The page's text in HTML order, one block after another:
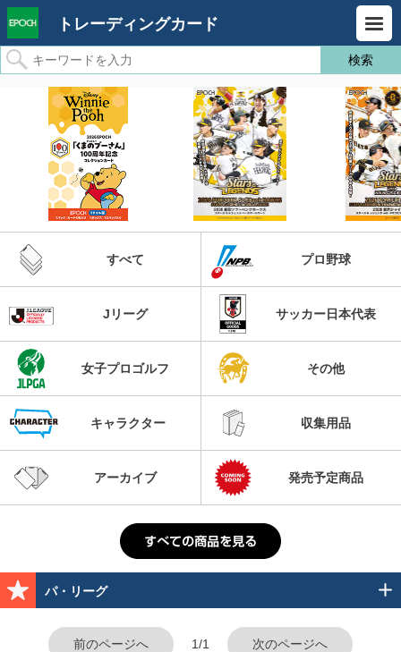
トレーディングカード
すべて プロ野球
Jリーグ サッカー日本代表
女子プロゴルフ その他
キャラクター 収集用品
アーカイブ 発売予定商品
パ・リーグ
前のページへ 1/1 次のページへ